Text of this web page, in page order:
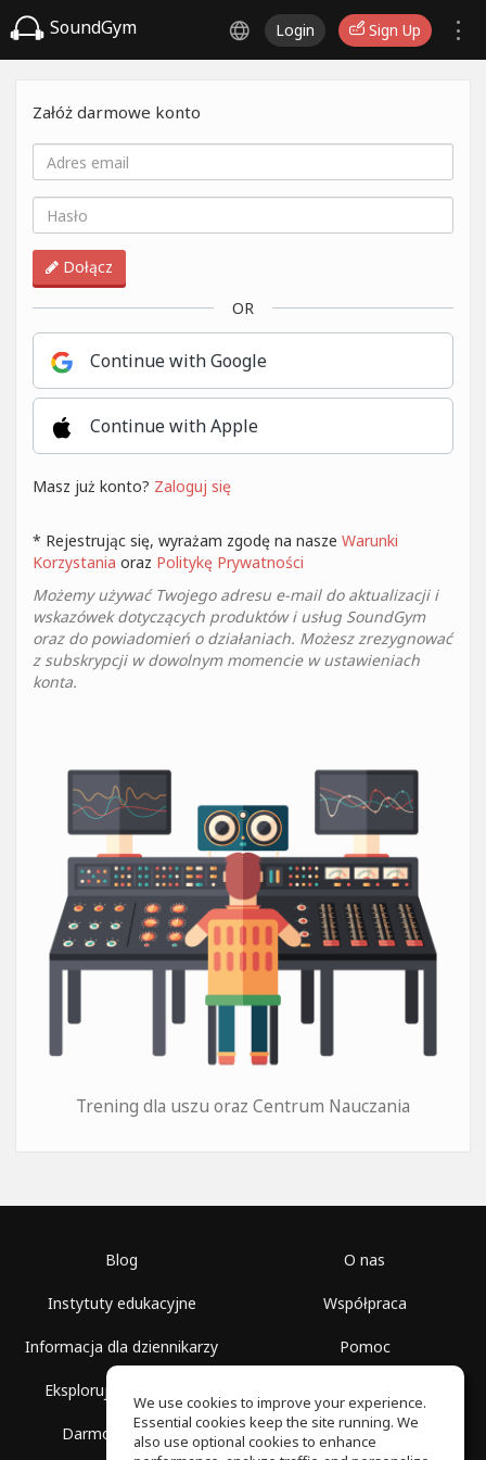
SoundGym Login Sign Up
Załóż darmowe konto
Dołącz
OR
Continue with Google
Continue with Apple
Masz już konto? Zaloguj się
* Rejestrując się, wyrażam zgodę na nasze Warunki
Korzystania oraz Politykę Prywatności
Możemy używać Twojego adresu e-mail do aktualizacji i
wskazówek dotyczących produktów i usług SoundGym
oraz do powiadomień o działaniach. Możesz zrezygnować
z subskrypcji w dowolnym momencie w ustawieniach
konta.
Trening dla uszu oraz Centrum Nauczania
Blog
Instytuty edukacyjne
Informacja dla dziennikarzy
Eksploruj przestrzenie
Darmowa szkoła
O nas
Współpraca
Pomoc
Polityka prywatności
We use cookies to improve your experience.
Essential cookies keep the site running. We
also use optional cookies to enhance